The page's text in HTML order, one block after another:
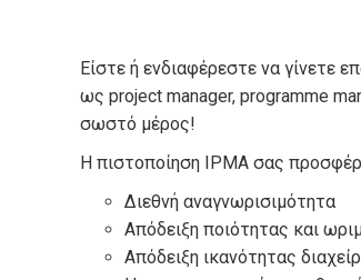
Είστε ή ενδιαφέρεστε να γίνετε
ως project manager, programme
σωστό μέρος!
Η πιστοποίηση IPMA σας
Διεθνή αναγνωρισιμότητα
Απόδειξη ποιότητας και
Απόδειξη ικανότητας